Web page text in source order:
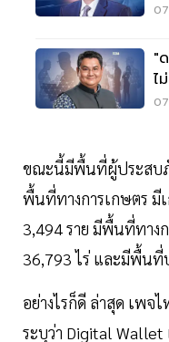
"
ไ
ดิ
ขณะนี้มีพื้นที่ผู้ประสบภั
พื้นที่ทางการเกษตร มี
3,494 ราย มีพื้นที่ทาง
36,793 ไร่ และมีพื้นที่
อย่างไรก็ดี ล่าสุด เพจ
ระบุว่า Digital